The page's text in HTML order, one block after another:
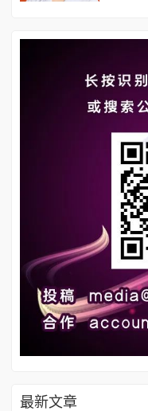
最新文章